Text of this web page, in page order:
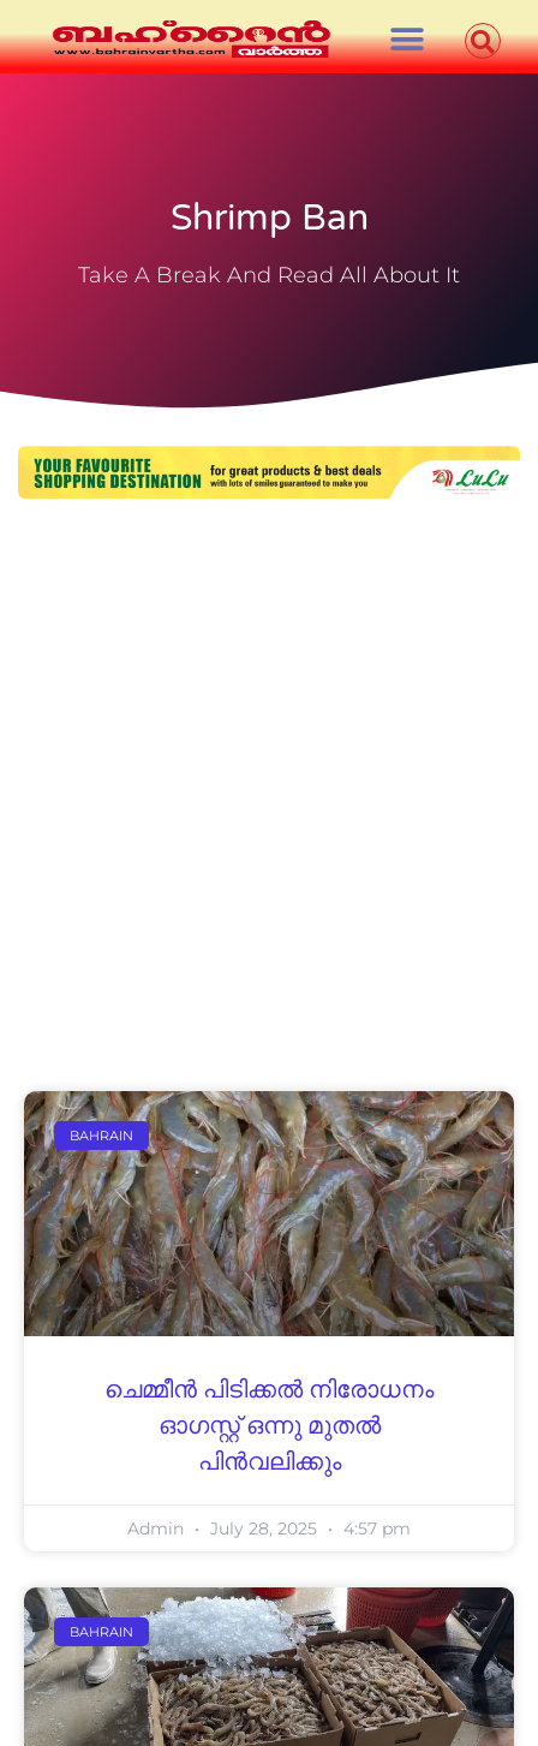
Shrimp Ban
Take A Break And Read All About It
BAHRAIN
ചെമ്മീന്‍ പിടിക്കല്‍ നിരോധനം
ഓഗസ്റ്റ് ഒന്നു മുതല്‍
പിന്‍വലിക്കും
Admin July 28, 2025 4:57 pm
BAHRAIN